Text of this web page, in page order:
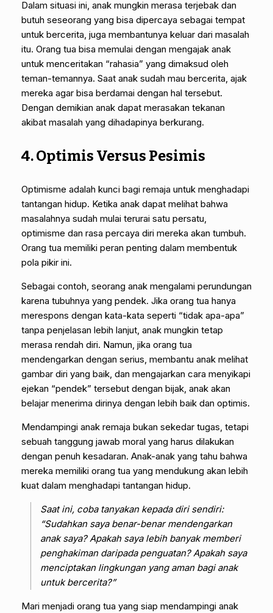
Dalam situasi ini, anak mungkin merasa terjebak dan
butuh seseorang yang bisa dipercaya sebagai tempat
untuk bercerita, juga membantunya keluar dari masalah
itu. Orang tua bisa memulai dengan mengajak anak
untuk menceritakan “rahasia” yang dimaksud oleh
teman-temannya. Saat anak sudah mau bercerita, ajak
mereka agar bisa berdamai dengan hal tersebut.
Dengan demikian anak dapat merasakan tekanan
akibat masalah yang dihadapinya berkurang.
4. Optimis Versus Pesimis
Optimisme adalah kunci bagi remaja untuk menghadapi
tantangan hidup. Ketika anak dapat melihat bahwa
masalahnya sudah mulai terurai satu persatu,
optimisme dan rasa percaya diri mereka akan tumbuh.
Orang tua memiliki peran penting dalam membentuk
pola pikir ini.
Sebagai contoh, seorang anak mengalami perundungan
karena tubuhnya yang pendek. Jika orang tua hanya
merespons dengan kata-kata seperti “tidak apa-apa”
tanpa penjelasan lebih lanjut, anak mungkin tetap
merasa rendah diri. Namun, jika orang tua
mendengarkan dengan serius, membantu anak melihat
gambar diri yang baik, dan mengajarkan cara menyikapi
ejekan “pendek” tersebut dengan bijak, anak akan
belajar menerima dirinya dengan lebih baik dan optimis.
Mendampingi anak remaja bukan sekedar tugas, tetapi
sebuah tanggung jawab moral yang harus dilakukan
dengan penuh kesadaran. Anak-anak yang tahu bahwa
mereka memiliki orang tua yang mendukung akan lebih
kuat dalam menghadapi tantangan hidup.
Saat ini, coba tanyakan kepada diri sendiri:
“Sudahkan saya benar-benar mendengarkan
anak saya? Apakah saya lebih banyak memberi
penghakiman daripada penguatan? Apakah saya
menciptakan lingkungan yang aman bagi anak
untuk bercerita?”
Mari menjadi orang tua yang siap mendampingi anak